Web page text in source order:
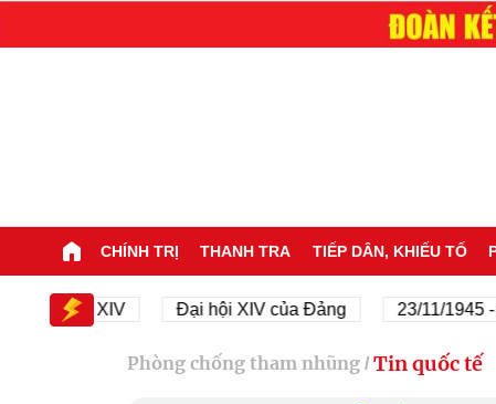
CHÍNH TRỊ THANH TRA TIẾP DÂN, KHIẾU TỐ
hội XIV Đại hội XIV của Đảng 23/11/1945 - 23/
Phòng chống tham nhũng / Tin quốc tế